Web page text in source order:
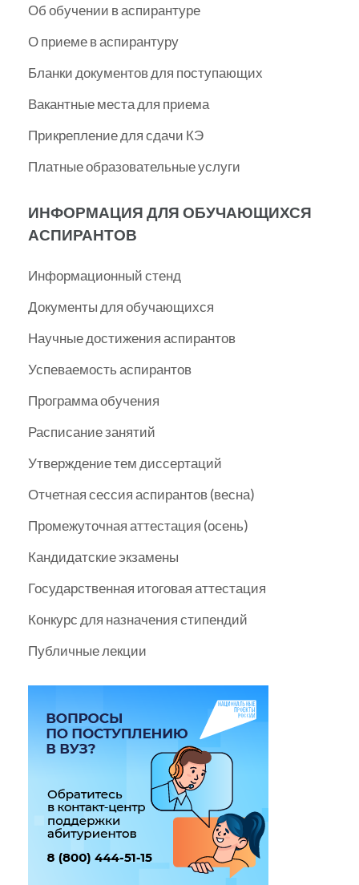
Об обучении в аспирантуре
О приеме в аспирантуру
Бланки документов для поступающих
Вакантные места для приема
Прикрепление для сдачи КЭ
Платные образовательные услуги
ИНФОРМАЦИЯ ДЛЯ ОБУЧАЮЩИХСЯ
АСПИРАНТОВ
Информационный стенд
Документы для обучающихся
Научные достижения аспирантов
Успеваемость аспирантов
Программа обучения
Расписание занятий
Утверждение тем диссертаций
Отчетная сессия аспирантов (весна)
Промежуточная аттестация (осень)
Кандидатские экзамены
Государственная итоговая аттестация
Конкурс для назначения стипендий
Публичные лекции